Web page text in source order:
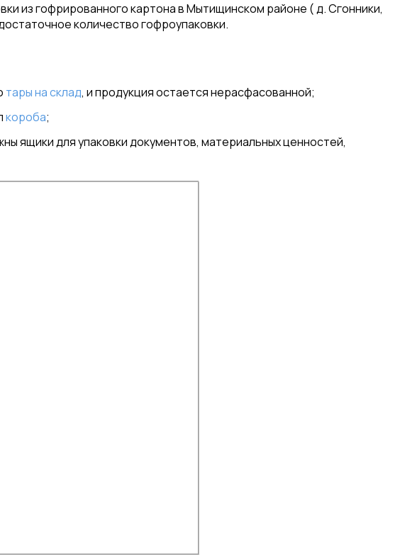
из гофрированного картона в Мытищинском районе ( д. Сгонники,
количество гофроупаковки.
тары на склад, и продукция остается нерасфасованной;
короба;
ящики для упаковки документов, материальных ценностей,